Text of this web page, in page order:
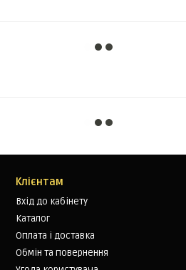
Клієнтам
Вхід до кабінету
Каталог
Оплата і доставка
Обмін та повернення